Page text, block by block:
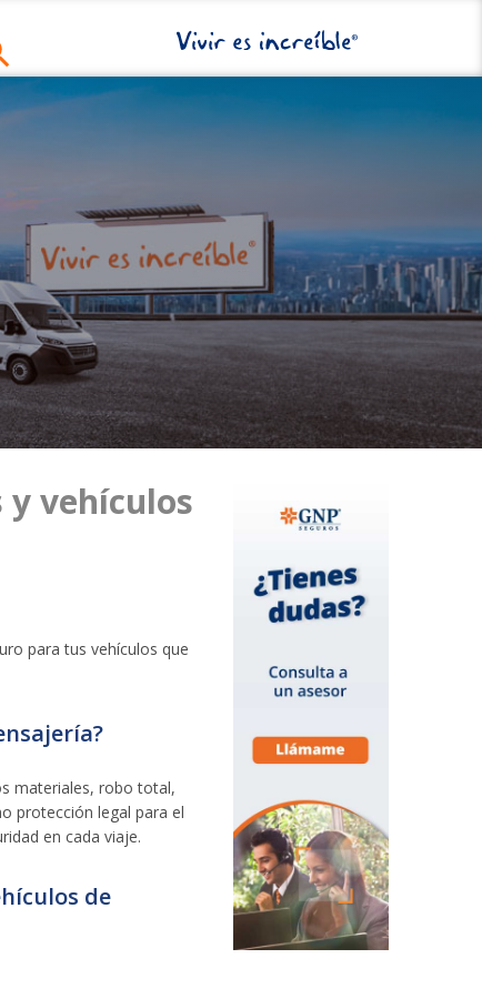
y vehículos
para tus vehículos que
materiales, robo total,
protección legal para el
en cada viaje.
de